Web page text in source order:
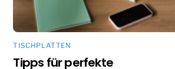
TISCHPLATTEN
Tipps für perfekte